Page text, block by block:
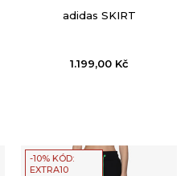
adidas SKIRT
1.199,00 Kč
-10% KÓD:
EXTRA10